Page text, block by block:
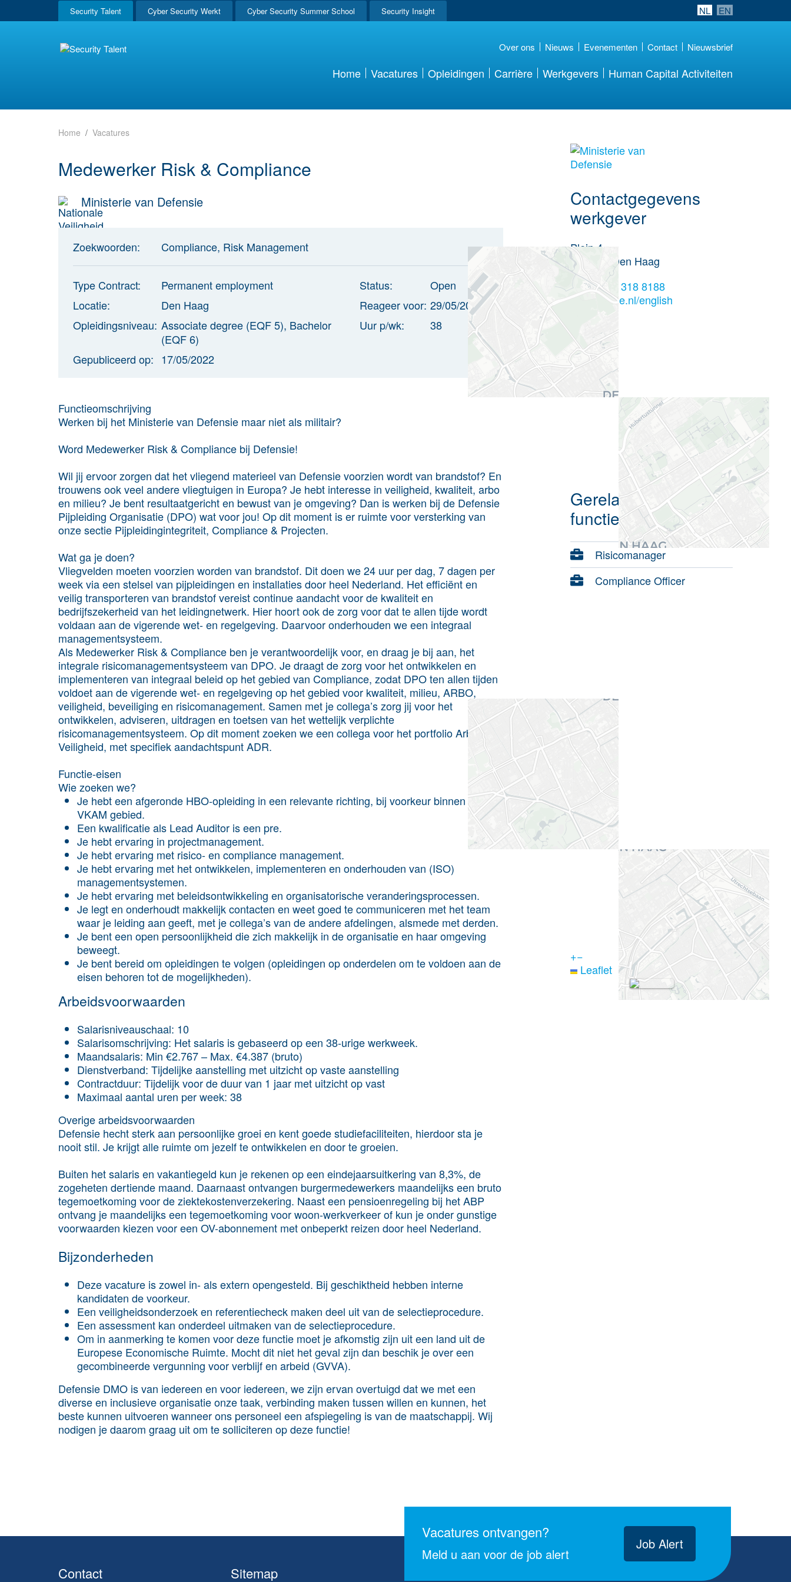
Security Talent Cyber Security Werkt Cyber Security Summer School Security Insight NL EN
Over ons Nieuws Evenementen Contact Nieuwsbrief
Home Vacatures Opleidingen Carrière Werkgevers Human Capital Activiteiten
Home Vacatures
Medewerker Risk & Compliance
Ministerie van Defensie
Zoekwoorden: Compliance, Risk Management
Type Contract:
Permanent employment
Locatie:
Den Haag
Opleidingsniveau: Associate degree (EQF 5), Bachelor
(EQF 6)
Gepubliceerd op: 17/05/2022
Status:
Open
Reageer voor: 29/05/2022
Uur p/wk:
38
Functie­omschrijving
Werken bij het Ministerie van Defensie maar niet als militair?
Word Medewerker Risk & Compliance bij Defensie!
Wil jij ervoor zorgen dat het vliegend materieel van Defensie voorzien wordt van brandstof? En
trouwens ook veel andere vliegtuigen in Europa? Je hebt interesse in veiligheid, kwaliteit, arbo
en milieu? Je bent resultaatgericht en bewust van je omgeving? Dan is werken bij de Defensie
Pijpleiding Organisatie (DPO) wat voor jou! Op dit moment is er ruimte voor versterking van
onze sectie Pijpleidingintegriteit, Compliance & Projecten.
Wat ga je doen?
Vliegvelden moeten voorzien worden van brandstof. Dit doen we 24 uur per dag, 7 dagen per
week via een stelsel van pijpleidingen en installaties door heel Nederland. Het efficiënt en
veilig transporteren van brandstof vereist continue aandacht voor de kwaliteit en
bedrijfszekerheid van het leidingnetwerk. Hier hoort ook de zorg voor dat te allen tijde wordt
voldaan aan de vigerende wet- en regelgeving. Daarvoor onderhouden we een integraal
managementsysteem.
Als Medewerker Risk & Compliance ben je verantwoordelijk voor, en draag je bij aan, het
integrale risicomanagementsysteem van DPO. Je draagt de zorg voor het ontwikkelen en
implementeren van integraal beleid op het gebied van Compliance, zodat DPO ten allen tijden
voldoet aan de vigerende wet- en regelgeving op het gebied voor kwaliteit, milieu, ARBO,
veiligheid, beveiliging en risicomanagement. Samen met je collega’s zorg jij voor het
ontwikkelen, adviseren, uitdragen en toetsen van het wettelijk verplichte
risicomanagementsysteem. Op dit moment zoeken we een collega voor het portfolio Arbo en
Veiligheid, met specifiek aandachtspunt ADR.
Functie-eisen
Wie zoeken we?
Je hebt een afgeronde HBO-opleiding in een relevante richting, bij voorkeur binnen het
VKAM gebied.
Een kwalificatie als Lead Auditor is een pre.
Je hebt ervaring in projectmanagement.
Je hebt ervaring met risico- en compliance management.
Je hebt ervaring met het ontwikkelen, implementeren en onderhouden van (ISO)
managementsystemen.
Je hebt ervaring met beleidsontwikkeling en organisatorische veranderingsprocessen.
Je legt en onderhoudt makkelijk contacten en weet goed te communiceren met het team
waar je leiding aan geeft, met je collega’s van de andere afdelingen, alsmede met derden.
Je bent een open persoonlijkheid die zich makkelijk in de organisatie en haar omgeving
beweegt.
Je bent bereid om opleidingen te volgen (opleidingen op onderdelen om te voldoen aan de
eisen behoren tot de mogelijkheden).
Arbeids­voorwaarden
Salaris­niveauschaal: 10
Salaris­omschrijving: Het salaris is gebaseerd op een 38-urige werkweek.
Maand­salaris: Min €2.767 – Max. €4.387 (bruto)
Dienst­verband: Tijdelijke aanstelling met uitzicht op vaste aanstelling
Contract­duur: Tijdelijk voor de duur van 1 jaar met uitzicht op vast
Maximaal aantal uren per week: 38
Overige arbeids­voorwaarden
Defensie hecht sterk aan persoonlijke groei en kent goede studiefaciliteiten, hierdoor sta je
nooit stil. Je krijgt alle ruimte om jezelf te ontwikkelen en door te groeien.
Buiten het salaris en vakantiegeld kun je rekenen op een eindejaarsuitkering van 8,3%, de
zogeheten dertiende maand. Daarnaast ontvangen burgermedewerkers maandelijks een bruto
tegemoetkoming voor de ziektekostenverzekering. Naast een pensioenregeling bij het ABP
ontvang je maandelijks een tegemoetkoming voor woon-werkverkeer of kun je onder gunstige
voorwaarden kiezen voor een OV-abonnement met onbeperkt reizen door heel Nederland.
Bijzonderheden
Deze vacature is zowel in- als extern opengesteld. Bij geschiktheid hebben interne
kandidaten de voorkeur.
Een veiligheidsonderzoek en referentiecheck maken deel uit van de selectieprocedure.
Een assessment kan onderdeel uitmaken van de selectieprocedure.
Om in aanmerking te komen voor deze functie moet je afkomstig zijn uit een land uit de
Europese Economische Ruimte. Mocht dit niet het geval zijn dan beschik je over een
gecombineerde vergunning voor verblijf en arbeid (GVVA).
Defensie DMO is van iedereen en voor iedereen, we zijn ervan overtuigd dat we met een
diverse en inclusieve organisatie onze taak, verbinding maken tussen willen en kunnen, het
beste kunnen uitvoeren wanneer ons personeel een afspiegeling is van de maatschappij. Wij
nodigen je daarom graag uit om te solliciteren op deze functie!
Meer werkgever
Contactgegevens
werkgever
Plein 4
2511CR
Den Haag
+31 70 318 8188
defensie.nl/english
+−
Leaflet
Gerelateerde
functieprofielen
Risicomanager
Compliance Officer
Vacatures ontvangen?
Meld u aan voor de job alert
Job Alert
Contact Sitemap